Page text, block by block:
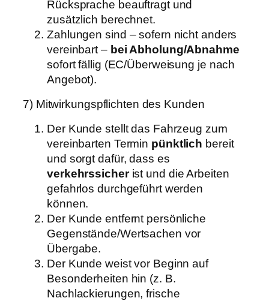
Rücksprache beauftragt und
zusätzlich berechnet.
Zahlungen sind – sofern nicht anders
vereinbart – bei Abholung/Abnahme
sofort fällig (EC/Überweisung je nach
Angebot).
7) Mitwirkungspflichten des Kunden
Der Kunde stellt das Fahrzeug zum
vereinbarten Termin pünktlich bereit
und sorgt dafür, dass es
verkehrssicherist und die Arbeiten
gefahrlos durchgeführt werden
können.
Der Kunde entfernt persönliche
Gegenstände/Wertsachen vor
Übergabe.
Der Kunde weist vor Beginn auf
Besonderheiten hin (z. B.
Nachlackierungen, frische